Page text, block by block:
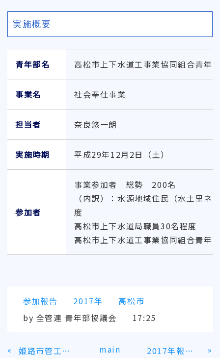
実施概要
青年部名 高松市上下水道工事業協同組合青年
事業名 社会奉仕事業
担当者 奈良悠一朗
実施時期 平成29年12月2日（土）
参加者
事業参加者 総勢 200名
（内訳）：水源地域住民（水土里
度
高松市上下水道局職員30名程度
高松市上下水道工事業協同組合青年
参加報告 2017年
高松市
by 全管連 青年部協議会 17:25
« 姫路市管工事業協同組合青年部 main 2017年報告書 »